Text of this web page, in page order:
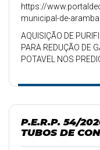
https://
municipal-de-
AQUISIÇÃO DE
PARA REDUÇÃO DE
POTAVEL NOS
P.E.R.P. 54/
TUBOS DE